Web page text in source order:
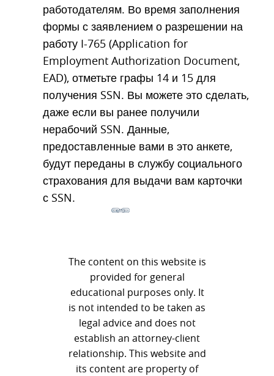
работодателям. Во время заполнения
формы с заявлением о разрешении на
работу I-765 (Application for
Employment Authorization Document,
EAD), отметьте графы 14 и 15 для
получения SSN. Вы можете это сделать,
даже если вы ранее получили
нерабочий SSN. Данные,
предоставленные вами в это анкете,
будут переданы в службу социального
страхования для выдачи вам карточки
с SSN.
The content on this website is
provided for general
educational purposes only. It
is not intended to be taken as
legal advice and does not
establish an attorney-client
relationship. This website and
its content are property of